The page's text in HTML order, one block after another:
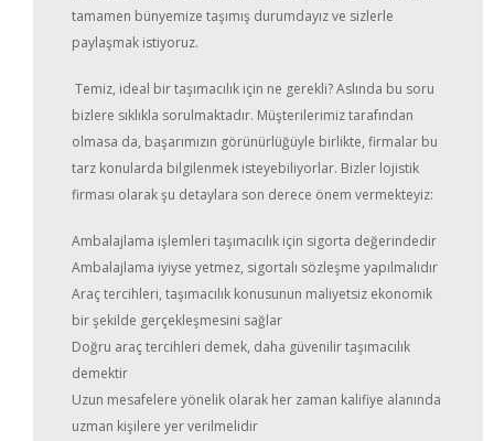
tamamen bünyemize taşımış durumdayız ve sizlerle
paylaşmak istiyoruz.
Temiz, ideal bir taşımacılık için ne gerekli? Aslında bu soru
bizlere sıklıkla sorulmaktadır. Müşterilerimiz tarafından
olmasa da, başarımızın görünürlüğüyle birlikte, firmalar bu
tarz konularda bilgilenmek isteyebiliyorlar. Bizler lojistik
firması olarak şu detaylara son derece önem vermekteyiz:
Ambalajlama işlemleri taşımacılık için sigorta değerindedir
Ambalajlama iyiyse yetmez, sigortalı sözleşme yapılmalıdır
Araç tercihleri, taşımacılık konusunun maliyetsiz ekonomik
bir şekilde gerçekleşmesini sağlar
Doğru araç tercihleri demek, daha güvenilir taşımacılık
demektir
Uzun mesafelere yönelik olarak her zaman kalifiye alanında
uzman kişilere yer verilmelidir